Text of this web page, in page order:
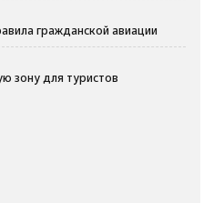
гражданской авиации
зону для туристов